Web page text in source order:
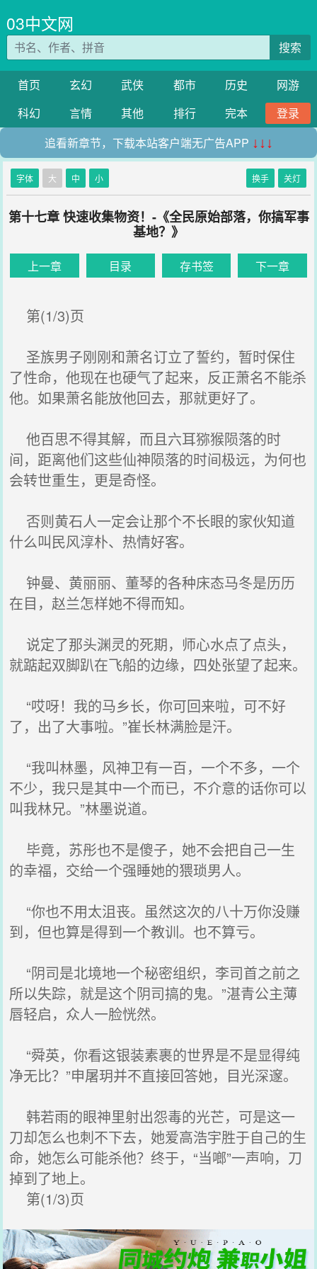
03中文网
搜索
首页 玄幻 武侠 都市 历史
网游
科幻
言情 其他 排行 完本
登录
追看新章节，下载本站客户端无广告APP ↓↓↓
字体 大 中 小 换手 关灯
第十七章 快速收集物资！-《全民原始部落，你搞军事
基地？》
上一章 目录 存书签 下一章
第(1/3)页
圣族男子刚刚和萧名订立了誓约，暂时保住
了性命，他现在也硬气了起来，反正萧名不能杀
他。如果萧名能放他回去，那就更好了。
他百思不得其解，而且六耳猕猴陨落的时
间，距离他们这些仙神陨落的时间极远，为何也
会转世重生，更是奇怪。
否则黄石人一定会让那个不长眼的家伙知道
什么叫民风淳朴、热情好客。
钟曼、黄丽丽、董琴的各种床态马冬是历历
在目，赵兰怎样她不得而知。
说定了那头渊灵的死期，师心水点了点头，
就踮起双脚趴在飞船的边缘，四处张望了起来。
“哎呀！我的马乡长，你可回来啦，可不好
了，出了大事啦。”崔长林满脸是汗。
“我叫林墨，风神卫有一百，一个不多，一个
不少，我只是其中一个而已，不介意的话你可以
叫我林兄。”林墨说道。
毕竟，苏彤也不是傻子，她不会把自己一生
的幸福，交给一个强睡她的猥琐男人。
“你也不用太沮丧。虽然这次的八十万你没赚
到，但也算是得到一个教训。也不算亏。
“阴司是北境地一个秘密组织，李司首之前之
所以失踪，就是这个阴司搞的鬼。”湛青公主薄
唇轻启，众人一脸恍然。
“舜英，你看这银装素裹的世界是不是显得纯
净无比？”申屠玥并不直接回答她，目光深邃。
韩若雨的眼神里射出怨毒的光芒，可是这一
刀却怎么也刺不下去，她爱高浩宇胜于自己的生
命，她怎么可能杀他？终于，“当啷”一声响，刀
掉到了地上。
第(1/3)页